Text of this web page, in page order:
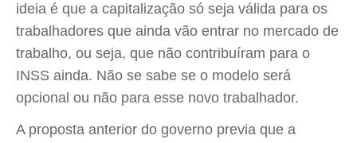
ideia é que a capitalização só seja válida para os
trabalhadores que ainda vão entrar no mercado de
trabalho, ou seja, que não contribuíram para o
INSS ainda. Não se sabe se o modelo será
opcional ou não para esse novo trabalhador.
A proposta anterior do governo previa que a